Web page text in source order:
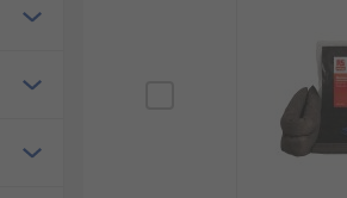
：在工厂和生产车间，处理液体泄漏（
在化学实验室中，及时处理泄漏的化学
：在汽车维修过程中，处理机油、冷却
：施工现场常常涉及各种液体材料，泄